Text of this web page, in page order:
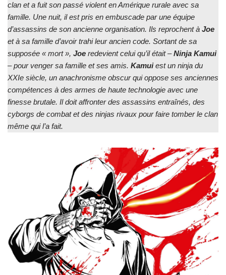
clan eta fuit son passé violent en Amérique rurale avec sa
famille. Une nuit, il est pris en embuscade par une équipe
d’assassins de son ancienne organisation. Ils reprochent à Joe
et à sa famille d’avoir trahi leur ancien code. Sortant de sa
supposée « mort », Joe redevient celui qu’il était –Ninja Kamui
– pour venger sa famille et ses amis. Kamuiest un ninja du
XXIe siècle, un anachronisme obscur qui oppose ses anciennes
compétences à des armes de haute technologie avec une
finesse brutale. Il doit affronter des assassins entraînés, des
cyborgs de combat et des ninjas rivaux pour faire tomber le clan
même qui l’a fait.